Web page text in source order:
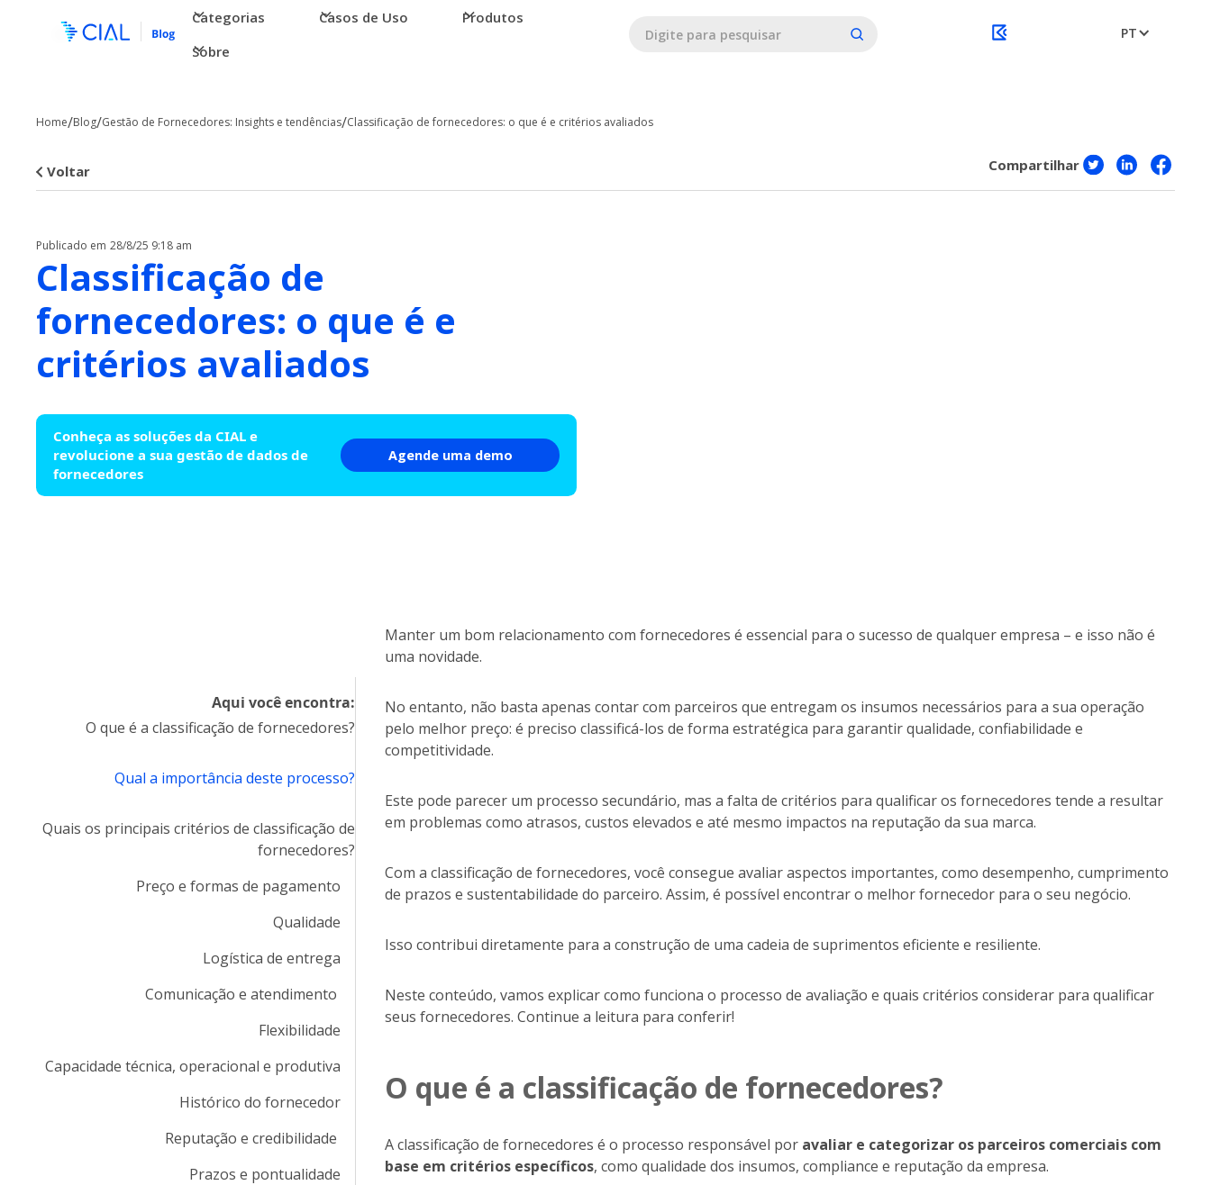
Categorias Casos de Uso
Produtos
Sobre
PT
Home/Blog/Gestão de Fornecedores: Insights e tendências/Classificação de fornecedores: o que é e critérios avaliados
Voltar Compartilhar
Publicado em 28/8/25 9:18 am
Classificação de
fornecedores: o que é e
critérios avaliados
Conheça as soluções da CIAL e
revolucione a sua gestão de dados de
fornecedores
Agende uma demo
Aqui você encontra:
O que é a classificação de fornecedores?
Qual a importância deste processo?
Quais os principais critérios de classificação de
fornecedores?
Preço e formas de pagamento
Qualidade
Logística de entrega
Comunicação e atendimento
Flexibilidade
Capacidade técnica, operacional e produtiva
Histórico do fornecedor
Reputação e credibilidade
Prazos e pontualidade
Manter um bom relacionamento com fornecedores é essencial para o sucesso de qualquer empresa – e isso não é
uma novidade.
No entanto, não basta apenas contar com parceiros que entregam os insumos necessários para a sua operação
pelo melhor preço: é preciso classificá-los de forma estratégica para garantir qualidade, confiabilidade e
competitividade.
Este pode parecer um processo secundário, mas a falta de critérios para qualificar os fornecedores tende a resultar
em problemas como atrasos, custos elevados e até mesmo impactos na reputação da sua marca.
Com a classificação de fornecedores, você consegue avaliar aspectos importantes, como desempenho, cumprimento
de prazos e sustentabilidade do parceiro. Assim, é possível encontrar o melhor fornecedor para o seu negócio.
Isso contribui diretamente para a construção de uma cadeia de suprimentos eficiente e resiliente.
Neste conteúdo, vamos explicar como funciona o processo de avaliação e quais critérios considerar para qualificar
seus fornecedores. Continue a leitura para conferir!
O que é a classificação de fornecedores?
A classificação de fornecedores é o processo responsável por avaliar e categorizar os parceiros comerciais com
base em critérios específicos, como qualidade dos insumos, compliance e reputação da empresa.